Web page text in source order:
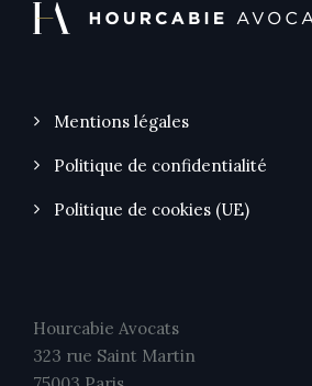
Mentions légales
Politique de confidentialité
Politique de cookies (UE)
Hourcabie Avocats
323 rue Saint Martin